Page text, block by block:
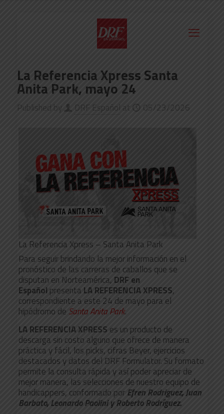
La Referencia Xpress Santa
Anita Park, mayo 24
Published by DRF Español at 05/23/2026
La Referencia Xpress – Santa Anita Park
Para seguir brindando la mejor información en el
pronóstico de las carreras de caballos que se
disputan en Norteamérica, DRF en
Español presenta LA REFERENCIA XPRESS,
correspondiente a este 24 de mayo para el
hipódromo de Santa Anita Park.
LA REFERENCIA XPRESS es un producto de
descarga sin costo alguno que ofrece de manera
práctica y fácil, los picks, cifras Beyer, ejercicios
destacados y datos del DRF Formulator. Su formato
permite la consulta rápida y así poder apreciar de
mejor manera, las selecciones de nuestro equipo de
handicappers, conformado porEfren Rodriguez, Juan
Barbato, Leonardo Paolini y Roberto Rodríguez.